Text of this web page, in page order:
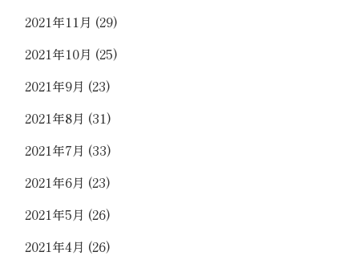
2021年11月 (29)
2021年10月 (25)
2021年9月 (23)
2021年8月 (31)
2021年7月 (33)
2021年6月 (23)
2021年5月 (26)
2021年4月 (26)